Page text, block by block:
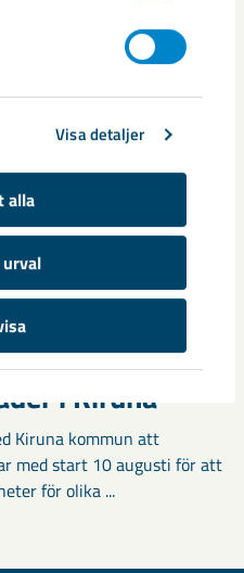
Visa detaljer
alla
visar vägen
i Kiruna
Kiruna kommun att
med start 10 augusti för att
för olika ...